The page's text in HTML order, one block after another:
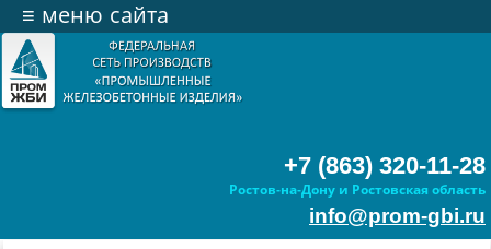
+7 (863) 320-11-28
Ростов-на-Дону и Ростовская область
info@prom-gbi.ru
≡ меню сайта